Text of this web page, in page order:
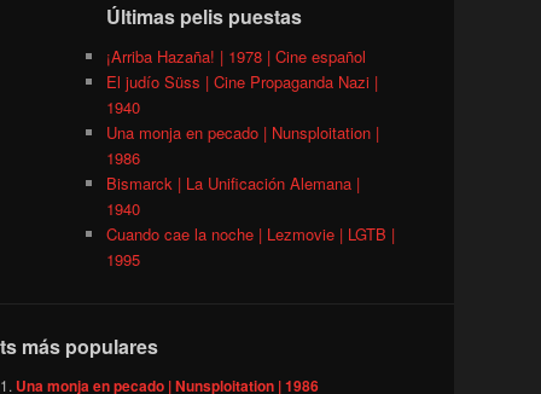
Últimas pelis puestas
¡Arriba Hazaña! | 1978 | Cine español
El judío Süss | Cine Propaganda Nazi |
1940
Una monja en pecado | Nunsploitation |
1986
Bismarck | La Unificación Alemana |
1940
Cuando cae la noche | Lezmovie | LGTB |
1995
más populares
Una monja en pecado | Nunsploitation | 1986